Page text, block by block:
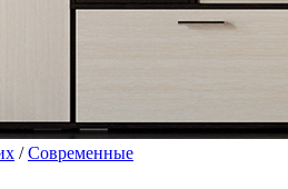
/Современные